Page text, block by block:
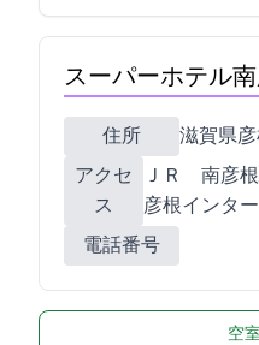
スーパーホテル
住所
滋賀県彦根
アクセ
ス
ＪＲ 南彦
彦根インター
電話番号
空